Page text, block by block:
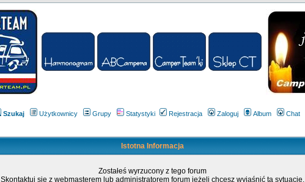
Szukaj Użytkownicy Grupy Statystyki Rejestracja Zaloguj Album Chat
Istotna Informacja
Zostałeś wyrzucony z tego forum
Skontaktuj się z webmasterem lub administratorem forum jeżeli chcesz wyjaśnić tą sytuację.